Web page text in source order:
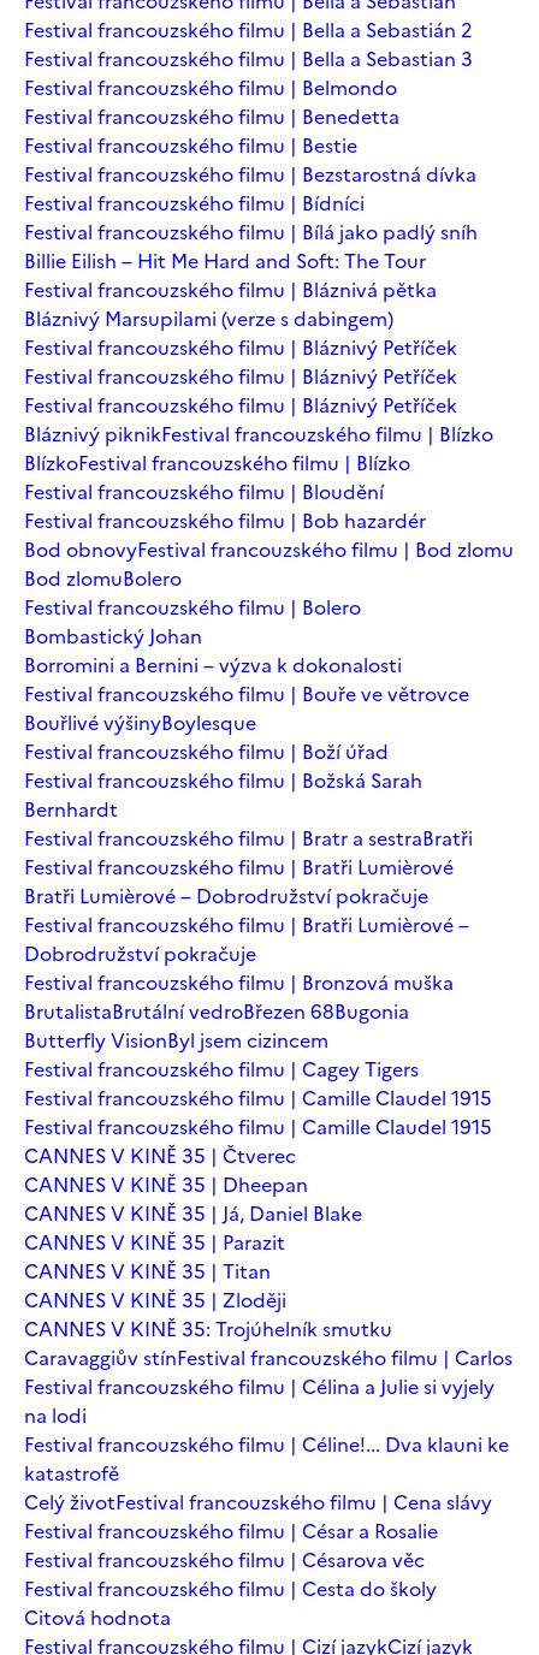
Festival francouzského filmu | Bella a Sebastián 2
Festival francouzského filmu | Bella a Sebastian 3
Festival francouzského filmu | Belmondo
Festival francouzského filmu | Benedetta
Festival francouzského filmu | Bestie
Festival francouzského filmu | Bezstarostná dívka
Festival francouzského filmu | Bídníci
Festival francouzského filmu | Bílá jako padlý sníh
Billie Eilish – Hit Me Hard and Soft: The Tour
Festival francouzského filmu | Bláznivá pětka
Bláznivý Marsupilami (verze s dabingem)
Festival francouzského filmu | Bláznivý Petříček
Festival francouzského filmu | Bláznivý Petříček
Festival francouzského filmu | Bláznivý Petříček
Bláznivý piknikFestival francouzského filmu | Blízko
BlízkoFestival francouzského filmu | Blízko
Festival francouzského filmu | Bloudění
Festival francouzského filmu | Bob hazardér
Bod obnovyFestival francouzského filmu | Bod zlomu
Bod zlomuBolero
Festival francouzského filmu | Bolero
Bombastický Johan
Borromini a Bernini – výzva k dokonalosti
Festival francouzského filmu | Bouře ve větrovce
Bouřlivé výšinyBoylesque
Festival francouzského filmu | Boží úřad
Festival francouzského filmu | Božská Sarah
Bernhardt
Festival francouzského filmu | Bratr a sestraBratři
Festival francouzského filmu | Bratři Lumièrové
Bratři Lumièrové – Dobrodružství pokračuje
Festival francouzského filmu | Bratři Lumièrové –
Dobrodružství pokračuje
Festival francouzského filmu | Bronzová muška
BrutalistaBrutální vedroBřezen 68Bugonia
Butterfly VisionByl jsem cizincem
Festival francouzského filmu | Cagey Tigers
Festival francouzského filmu | Camille Claudel 1915
Festival francouzského filmu | Camille Claudel 1915
CANNES V KINĚ 35 | Čtverec
CANNES V KINĚ 35 | Dheepan
CANNES V KINĚ 35 | Já, Daniel Blake
CANNES V KINĚ 35 | Parazit
CANNES V KINĚ 35 | Titan
CANNES V KINĚ 35 | Zloději
CANNES V KINĚ 35: Trojúhelník smutku
Caravaggiův stínFestival francouzského filmu | Carlos
Festival francouzského filmu | Célina a Julie si vyjely
na lodi
Festival francouzského filmu | Céline!... Dva klauni ke
katastrofě
Celý životFestival francouzského filmu | Cena slávy
Festival francouzského filmu | César a Rosalie
Festival francouzského filmu | Césarova věc
Festival francouzského filmu | Cesta do školy
Citová hodnota
Festival francouzského filmu | Cizí jazykCizí jazyk